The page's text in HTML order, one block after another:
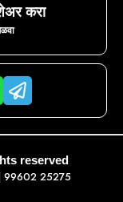
करा
reserved
25275